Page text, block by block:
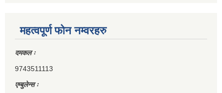
महत्वपूर्ण फोन नम्वरहरु
दमकल ः
9743511113
एम्बुलेन्स ः